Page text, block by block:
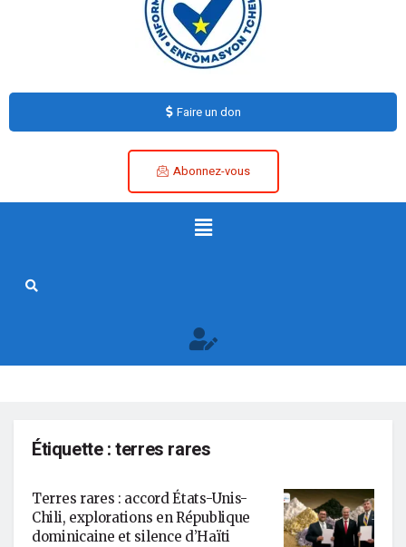
Faire un don
Abonnez-vous
Étiquette :terres rares
Terres rares : accord États-Unis-
Chili, explorations en République
dominicaine et silence d’Haïti